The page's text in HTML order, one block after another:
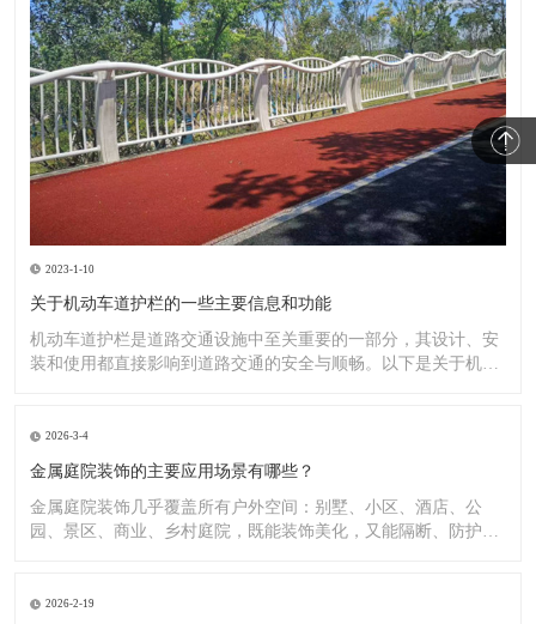
2023-1-10
关于机动车道护栏的一些主要信息和功能
机动车道护栏是道路交通设施中至关重要的一部分，其设计、安
装和使用都直接影响到道路交通的安全与顺畅。以下是关于机动
2026-3-4
金属庭院装饰的主要应用场景有哪些？
金属庭院装饰几乎覆盖所有户外空间：别墅、小区、酒店、公
园、景区、商业、乡村庭院，既能装饰美化，又能隔断、防护、
2026-2-19